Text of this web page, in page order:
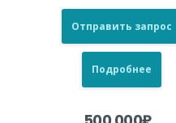
Отправить запрос
Подробнее